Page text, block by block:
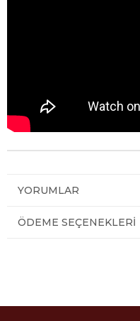
YORUMLAR
ÖDEME SEÇENEKLERI